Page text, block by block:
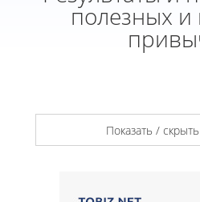
полезных
Показать /